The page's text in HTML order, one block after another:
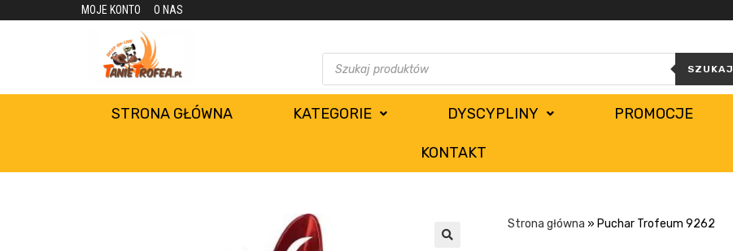
MOJE KONTO O NAS
SZUKAJ
STRONA GŁÓWNA KATEGORIE DYSCYPLINY PROMOCJE
KONTAKT
Strona główna » Puchar Trofeum 9262